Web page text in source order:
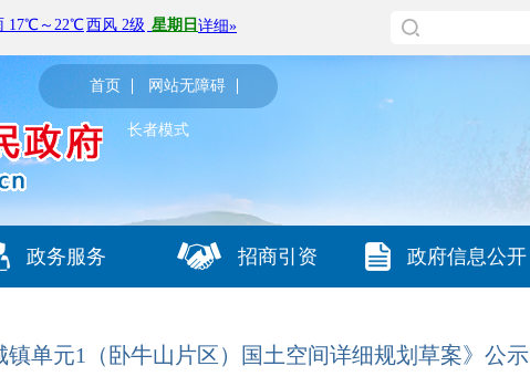
首页 网站无障碍
长者模式
政务服务 招商引资 政府信息公开
镇单元1（卧牛山片区）国土空间详细规划草案》公示